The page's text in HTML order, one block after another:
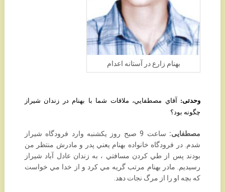
بهنام زارع در آستانه اعدام
وحدتی: آقاي مصطفايي، ملاقات شما با بهنام در زندان شيراز
چگونه بود؟
مصطفایی:
ساعت 9 صبح روز يکشنبه وارد فرودگاه شيراز
شدم. در فرودگاه خانواده بهنام يعني ‏پدر و مادرش منتظر من
بودند پس از طي کردن مسافتي ، به زندان عادل آباد شيراز
رسيديم. مادر بهنام ‏مرتب گريه مي کرد و از خدا مي خواست
که بچه او را از مرگ نجات دهد. ‏